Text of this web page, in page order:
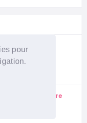
pour
Suivre